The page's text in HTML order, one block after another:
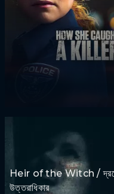
Heir of the Witch /
উত্তরাধিকার